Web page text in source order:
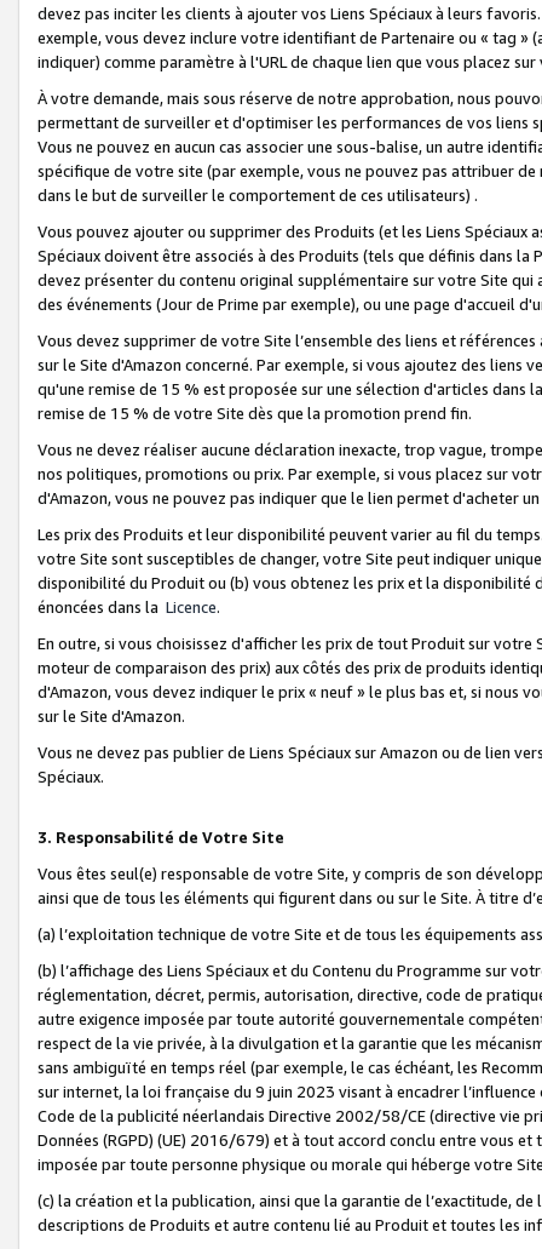
devez pas inciter les clients à ajouter vos Liens Spéciaux à leurs
exemple, vous devez inclure votre identifiant de Partenaire ou « tag
indiquer) comme paramètre à l'URL de chaque lien que vous placez
À votre demande, mais sous réserve de notre approbation, nous
permettant de surveiller et d'optimiser les performances de vos liens
Vous ne pouvez en aucun cas associer une sous-balise, un autre
spécifique de votre site (par exemple, vous ne pouvez pas attribuer
dans le but de surveiller le comportement de ces utilisateurs) .
Vous pouvez ajouter ou supprimer des Produits (et les Liens
Spéciaux doivent être associés à des Produits (tels que définis dans
devez présenter du contenu original supplémentaire sur votre Site qui
des événements (Jour de Prime par exemple), ou une page d'accueil
Vous devez supprimer de votre Site l’ensemble des liens et
sur le Site d'Amazon concerné. Par exemple, si vous ajoutez des
qu'une remise de 15 % est proposée sur une sélection d'articles
remise de 15 % de votre Site dès que la promotion prend fin.
Vous ne devez réaliser aucune déclaration inexacte, trop vague,
nos politiques, promotions ou prix. Par exemple, si vous placez sur
d'Amazon, vous ne pouvez pas indiquer que le lien permet d'acheter
Les prix des Produits et leur disponibilité peuvent varier au fil du
votre Site sont susceptibles de changer, votre Site peut indiquer
disponibilité du Produit ou (b) vous obtenez les prix et la disponibilité
énoncées dans la Licence.
En outre, si vous choisissez d'afficher les prix de tout Produit sur
moteur de comparaison des prix) aux côtés des prix de produits
d'Amazon, vous devez indiquer le prix « neuf » le plus bas et, si nous
sur le Site d'Amazon.
Vous ne devez pas publier de Liens Spéciaux sur Amazon ou de lien
Spéciaux.
3. Responsabilité de Votre Site
Vous êtes seul(e) responsable de votre Site, y compris de son
ainsi que de tous les éléments qui figurent dans ou sur le Site. À titre
(a) l’exploitation technique de votre Site et de tous les équipements
(b) l’affichage des Liens Spéciaux et du Contenu du Programme sur
réglementation, décret, permis, autorisation, directive, code de
autre exigence imposée par toute autorité gouvernementale
respect de la vie privée, à la divulgation et la garantie que les
sans ambiguïté en temps réel (par exemple, le cas échéant, les
sur internet, la loi française du 9 juin 2023 visant à encadrer
Code de la publicité néerlandais Directive 2002/58/CE (directive vie
Données (RGPD) (UE) 2016/679) et à tout accord conclu entre vous
imposée par toute personne physique ou morale qui héberge votre
(c) la création et la publication, ainsi que la garantie de l’exactitude,
descriptions de Produits et autre contenu lié au Produit et toutes les